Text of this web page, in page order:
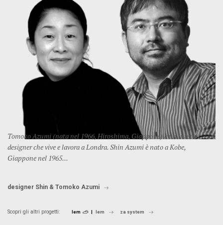
Tomoko Azumi (nata nel 1966, Hiroshima, Giappone) è un interior
designer che vive e lavora a Londra. Shin Azumi è nato a Kobe,
Giappone nel 1965...
designer Shin & Tomoko Azumi
Scopri gli altri progetti: lem lem za system